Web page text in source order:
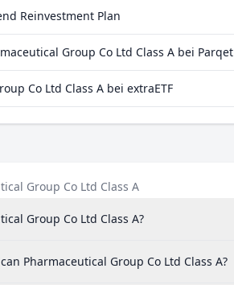
Reinvestment Plan
Group Co Ltd Class A bei Parqet
Co Ltd Class A bei extraETF
Group Co Ltd Class A
Group Co Ltd Class A?
Pharmaceutical Group Co Ltd Class A?